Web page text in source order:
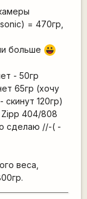
= 470гр,
больше |-))
- 50гр
65гр (хочу
120гр)
Zipp 404/808
сделаю //-( -
веса,